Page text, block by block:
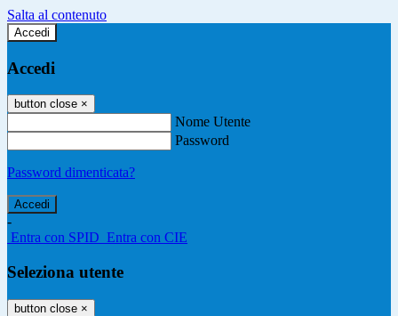
Salta al contenuto
Accedi
Accedi
button close ×
Nome Utente
Password
Password dimenticata?
-
Entra con SPID Entra con CIE
Seleziona utente
button close ×